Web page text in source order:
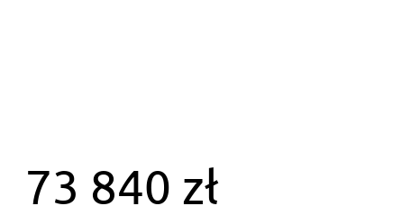
73 840 zł